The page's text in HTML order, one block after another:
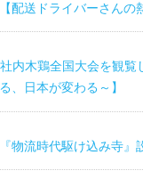
【配送ドライバーさんの
社内木鶏全国大会を観
、日本が変わる～】
物流時代駆け込み寺』